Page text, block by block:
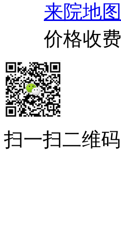
来院地图
价格收费
扫一扫二维码